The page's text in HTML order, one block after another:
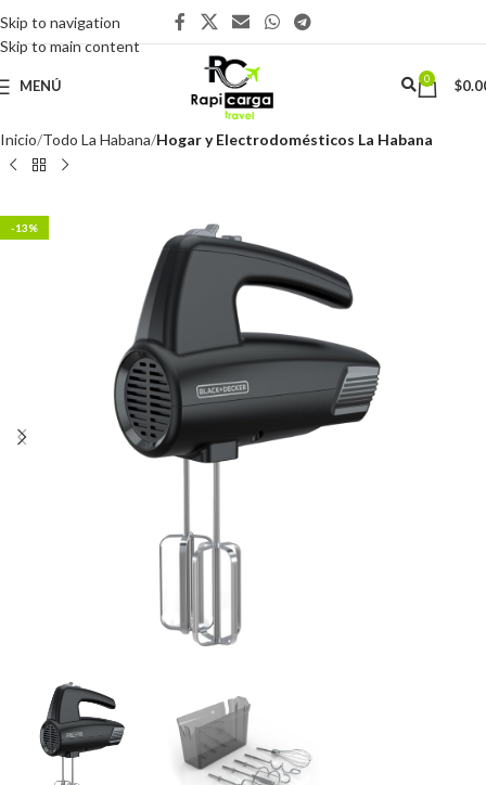
Skip to navigation
Skip to main content
MENÚ 0 $
Inicio Todo La Habana Hogar y Electrodomésticos La Habana
-13%